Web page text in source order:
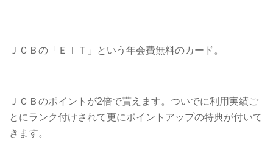
ＪＣＢの「ＥＩＴ」という年会費無料のカード。
ＪＣＢのポイントが2倍で貰えます。ついでに利用実績ご
とにランク付けされて更にポイントアップの特典が付いて
きます。